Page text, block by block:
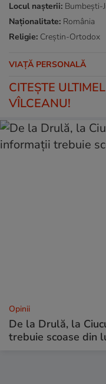
Locul nașterii: Bumbești-
Naționalitate: România
Religie: Creștin-Ortodox
VIAȚĂ PERSONALĂ
CITEŞTE
VÎLCEANU!
Opinii
De la Drulă, la
trebuie scoase din